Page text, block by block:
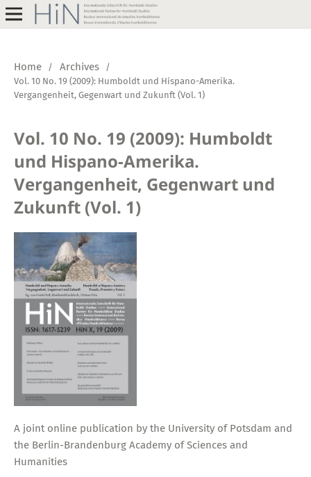
Home / Archives
/
Vol. 10 No. 19 (2009): Humboldt und Hispano-Amerika.
Vergangenheit, Gegenwart und Zukunft (Vol. 1)
Vol. 10 No. 19 (2009): Humboldt
und Hispano-Amerika.
Vergangenheit, Gegenwart und
Zukunft (Vol. 1)
A joint online publication by the University of Potsdam and
the Berlin-Brandenburg Academy of Sciences and
Humanities